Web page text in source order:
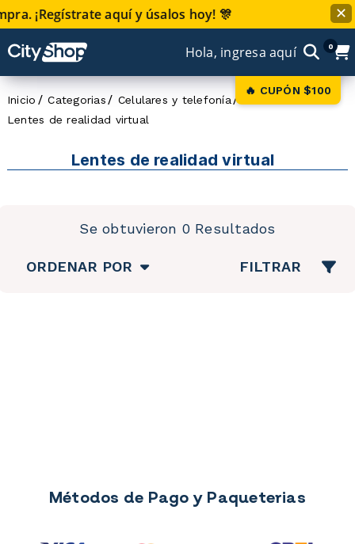
¡Regístrate aquí y úsalos hoy! 🎊 ✕
Hola, ingresa aquí 0
🔥 CUPÓN $100
Inicio Categorias Celulares y telefonía
Lentes de realidad virtual
Lentes de realidad virtual
Se obtuvieron 0 Resultados
ORDENAR POR
FILTRAR
Métodos de Pago y Paqueterias